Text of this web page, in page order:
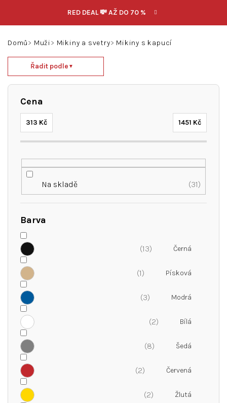
obsah
RED DEAL 💸 AŽ DO 70 %
Domů Muži Mikiny a svetry Mikiny s kapucí
a
z
Řadit podle ▼
Cena
313 Kč 1451 Kč
Na skladě 31
Barva
13
1
3
2
8
2
2